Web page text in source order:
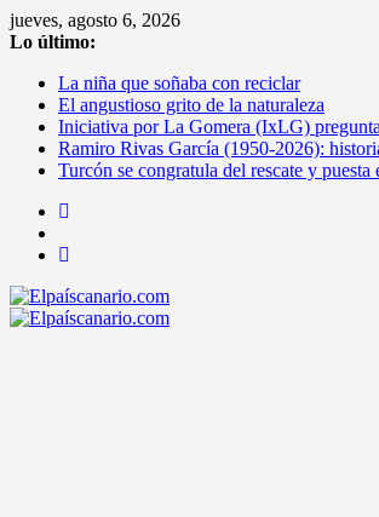
Saltar
al
jueves, agosto 6, 2026
Lo último:
La niña que soñaba con reciclar
El angustioso grito de la naturaleza
Iniciativa por La Gomera (IxLG)
Ramiro Rivas García (1950-2026):
Turcón se congratula del rescate y